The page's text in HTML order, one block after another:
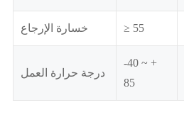
خسارة الإرجاع ≥ 55
درجة حرارة العمل
-40 ~ +
85